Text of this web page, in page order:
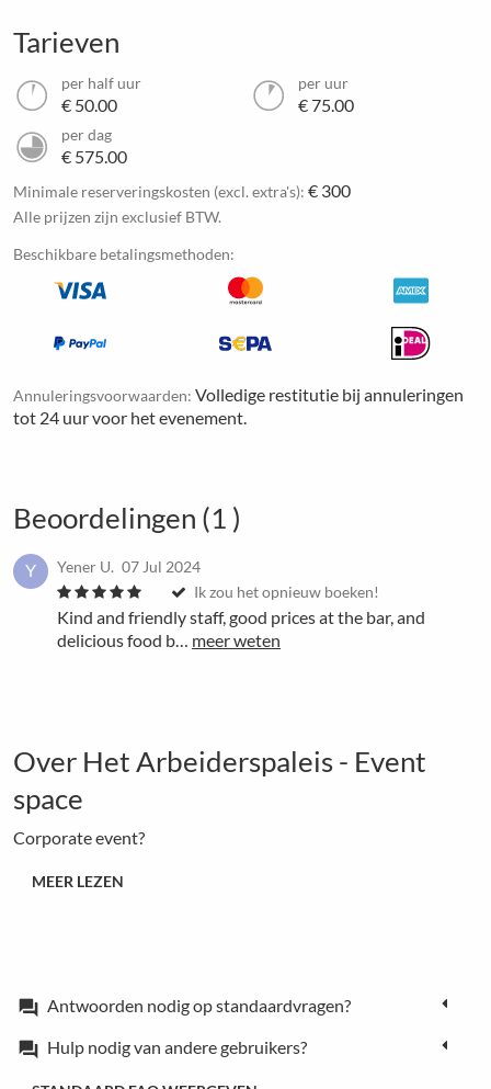
Tarieven
per half uur
€ 50.00
per uur
€ 75.00
per dag
€ 575.00
Minimale reserveringskosten (excl. extra's): € 300
Alle prijzen zijn exclusief BTW.
Beschikbare betalingsmethoden:
Annuleringsvoorwaarden: Volledige restitutie bij annuleringen
tot 24 uur voor het evenement.
Beoordelingen (1 )
Y Yener U. 07 Jul 2024
Ik zou het opnieuw boeken!
Kind and friendly staff, good prices at the bar, and
delicious food b… meer weten
Over Het Arbeiderspaleis - Event
space
Corporate event?
MEER LEZEN
forum Antwoorden nodig op standaardvragen?
forum Hulp nodig van andere gebruikers?